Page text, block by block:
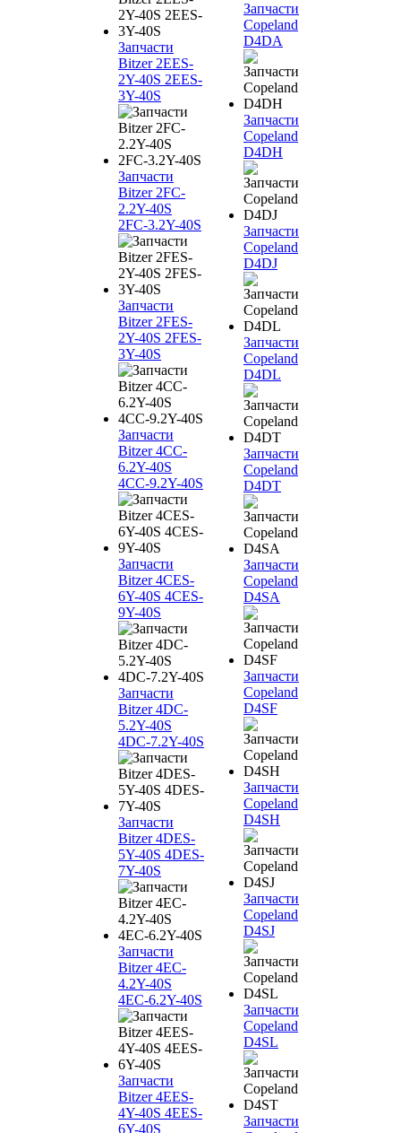
Запчасти
Bitzer 2EES-
2Y-40S 2EES-
3Y-40S
Запчасти
Bitzer 2FC-
2.2Y-40S
2FC-3.2Y-40S
Запчасти
Bitzer 2FES-
2Y-40S 2FES-
3Y-40S
Запчасти
Bitzer 4CC-
6.2Y-40S
4CC-9.2Y-40S
Запчасти
Bitzer 4CES-
6Y-40S 4CES-
9Y-40S
Запчасти
Bitzer 4DC-
5.2Y-40S
4DC-7.2Y-40S
Запчасти
Bitzer 4DES-
5Y-40S 4DES-
7Y-40S
Запчасти
Bitzer 4EC-
4.2Y-40S
4EC-6.2Y-40S
Запчасти
Bitzer 4EES-
4Y-40S 4EES-
6Y-40S
Запчасти
Copeland
D4DA
Запчасти
Copeland
D4DH
Запчасти
Copeland
D4DJ
Запчасти
Copeland
D4DL
Запчасти
Copeland
D4DT
Запчасти
Copeland
D4SA
Запчасти
Copeland
D4SF
Запчасти
Copeland
D4SH
Запчасти
Copeland
D4SJ
Запчасти
Copeland
D4SL
Запчасти